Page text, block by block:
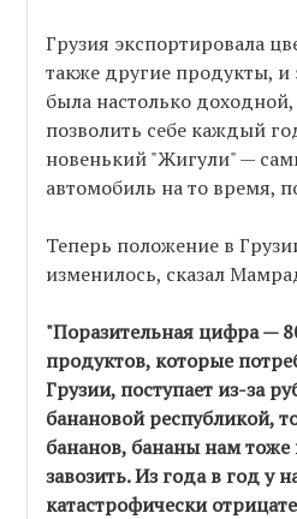
Грузия экспортировала
также другие продукты, и
была настолько
позволить себе каждый
новенький "Жигули" —
автомобиль на то время,
Теперь положение в
изменилось, сказал
"Поразительная цифра —
продуктов, которые
Грузии, поступает из-за
банановой республикой,
бананов, бананы нам
завозить. Из года в год у
катастрофически